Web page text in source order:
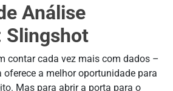
Análise
Slingshot
contar cada vez mais com dados –
oferece a melhor oportunidade para
Mas para abrir a porta para o